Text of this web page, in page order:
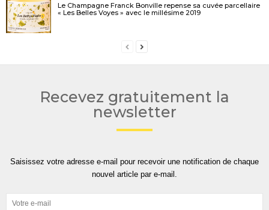
Le Champagne Franck Bonville repense sa cuvée parcellaire
« Les Belles Voyes » avec le millésime 2019
Recevez gratuitement la
newsletter
Saisissez votre adresse e-mail pour recevoir une notification de chaque
nouvel article par e-mail.